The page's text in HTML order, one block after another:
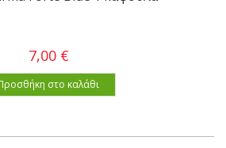
7,00 €
στο καλάθι